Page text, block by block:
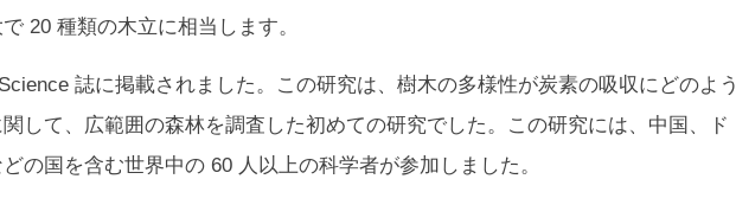
20 種類の木立に相当します。
誌に掲載されました。この研究は、樹木の多様性が炭素の吸収にどのよう
して、広範囲の森林を調査した初めての研究でした。この研究には、中国、ド
の国を含む世界中の 60 人以上の科学者が参加しました。